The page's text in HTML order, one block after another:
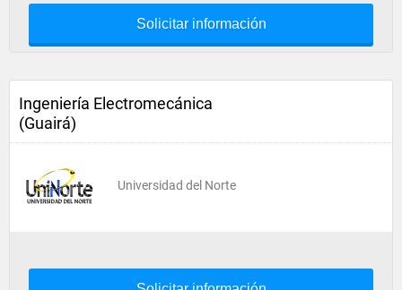
Solicitar información
Ingeniería Electromecánica
(Guairá)
Universidad del Norte